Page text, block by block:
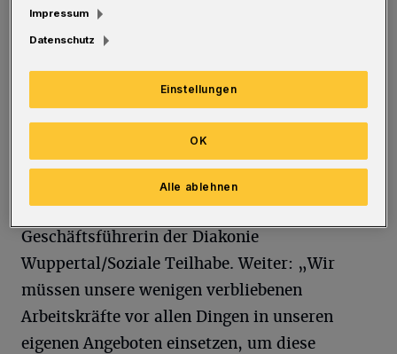
Chance auf dem Arbeitsmarkt geben.
Mittelkürzungen des Bundes nicht mehr
möglich sein, diese Arbeiten weiterzuführen“,
erklärt Marion Grünhage, die
Geschäftsführerin der Diakonie
Wuppertal/Soziale Teilhabe. Weiter: „Wir
müssen unsere wenigen verbliebenen
Arbeitskräfte vor allen Dingen in unseren
eigenen Angeboten einsetzen, um diese
Impressum
Datenschutz
Einstellungen
Alle ablehnen
OK